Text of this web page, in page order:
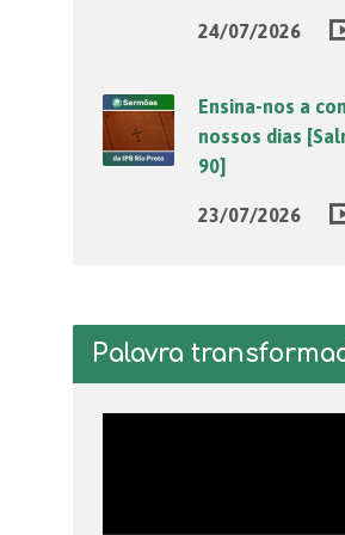
24/07/2026
Ensina-nos a
nossos dias
90]
23/07/2026
Palavra